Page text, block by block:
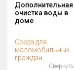
Дополнительная
очистка воды в
доме
Среда для
маломобильных
граждан
Свернуть